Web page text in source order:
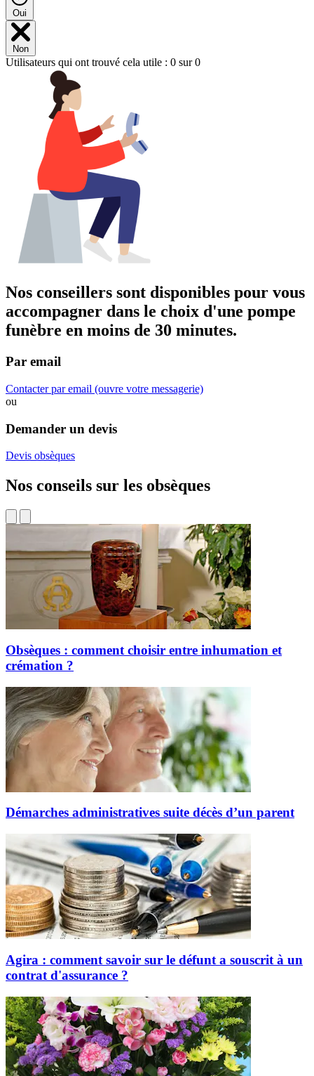
Oui
Non
Utilisateurs qui ont trouvé cela utile : 0 sur 0
Nos conseillers sont disponibles pour vous
accompagner dans le choix d'une pompe
funèbre en moins de 30 minutes.
Par email
Contacter par email (ouvre votre messagerie)
ou
Demander un devis
Devis obsèques
Nos conseils sur les obsèques
Obsèques : comment choisir entre inhumation et
crémation ?
Démarches administratives suite décès d’un parent
Agira : comment savoir sur le défunt a souscrit à un
contrat d'assurance ?